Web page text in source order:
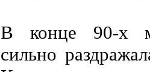
В конце 90-х
сильно